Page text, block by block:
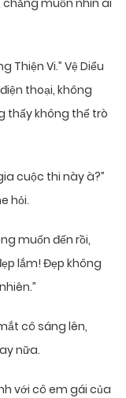
chẳng muốn nhìn ai
Thiện Vi.” Vệ Diểu
thoại, không
thấy không thể trò
cuộc thi này à?”
hỏi.
muốn đến rồi,
lắm! Đẹp không
cô sáng lên,
nữa.
với cô em gái của